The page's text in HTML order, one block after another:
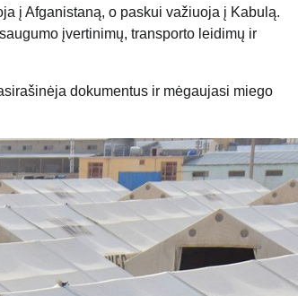
į Afganistaną, o paskui važiuoja į Kabulą.
įvertinimų, transporto leidimų ir
dokumentus ir mėgaujasi miego